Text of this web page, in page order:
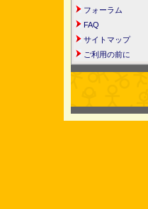
フォーラム
FAQ
サイトマップ
ご利用の前に